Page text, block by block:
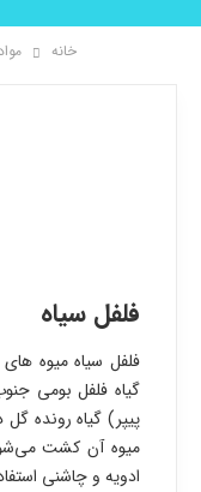
خانه
فلفل سیاه
میوه آن کشت
ادویه و چاشنی